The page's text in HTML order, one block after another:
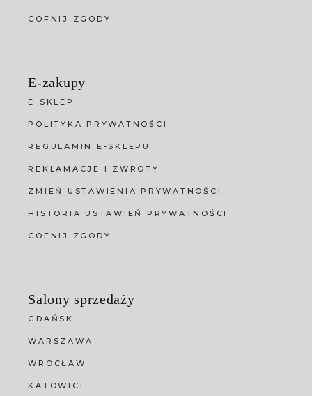
COFNIJ ZGODY
E-zakupy
E-SKLEP
POLITYKA PRYWATNOŚCI
REGULAMIN E-SKLEPU
REKLAMACJE I ZWROTY
ZMIEŃ USTAWIENIA PRYWATNOŚCI
HISTORIA USTAWIEŃ PRYWATNOŚCI
COFNIJ ZGODY
Salony sprzedaży
GDAŃSK
WARSZAWA
WROCŁAW
KATOWICE